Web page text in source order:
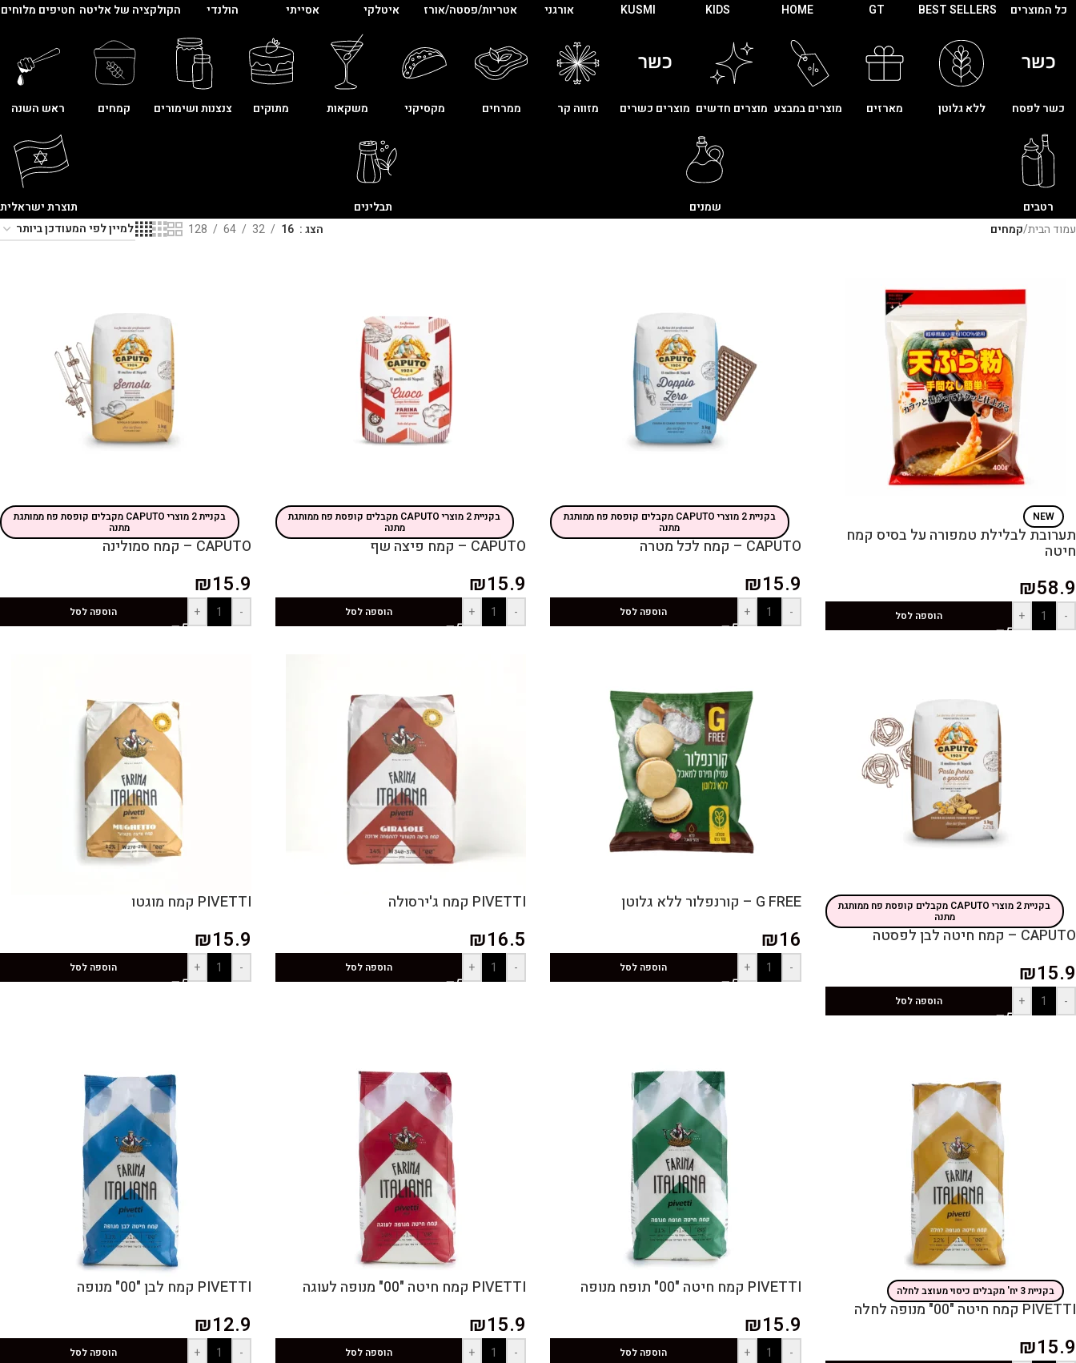
כל המוצרים BEST SELLERS
GT
HOME
KIDS
KUSMI אורגני אטריות/פסטה/אורז איטלקי אסייתי הולנדי הקולקציה של אליטה חטיפים מלוחים
כשר לפסח ללא גלוטן מארזים מוצרים במבצע מוצרים חדשים מוצרים כשרים מזווה קר ממרחים מקסיקני משקאות מתוקים צנצנות ושימורים קמחים ראש השנה
רטבים שמנים תבלינים
תוצרת ישראלית
עמוד הבית/קמחים הצג 16
32
64
128
NEW
תערובת לבלילת טמפורה על בסיס קמח
חיטה
₪58.9
-
+ הוספה לסל
בקניית 2 מוצרי CAPUTO מקבלים קופסת פח ממותגת
מתנה
CAPUTO – קמח לכל מטרה
₪15.9
-
+ הוספה לסל
בקניית 2 מוצרי CAPUTO מקבלים קופסת פח ממותגת
מתנה
CAPUTO – קמח פיצה שף
₪15.9
-
+ הוספה לסל
בקניית 2 מוצרי CAPUTO מקבלים קופסת פח ממותגת
מתנה
CAPUTO – קמח סמולינה
₪15.9
-
+ הוספה לסל
בקניית 2 מוצרי CAPUTO מקבלים קופסת פח ממותגת
מתנה
CAPUTO – קמח חיטה לבן לפסטה
₪15.9
-
+ הוספה לסל
G FREE – קורנפלור ללא גלוטן
₪16
-
+ הוספה לסל
PIVETTI קמח ג'ירסולה
₪16.5
-
+ הוספה לסל
PIVETTI קמח מוגטו
₪15.9
-
+ הוספה לסל
בקניית 3 יח' מקבלים כיסוי מעוצב לחלה
PIVETTI קמח חיטה "00" מנופה לחלה
₪15.9
PIVETTI קמח חיטה "00" תופח מנופה
₪15.9
-
+ הוספה לסל
PIVETTI קמח חיטה "00" מנופה לעוגה
₪15.9
-
+ הוספה לסל
PIVETTI קמח לבן "00" מנופה
₪12.9
-
+ הוספה לסל